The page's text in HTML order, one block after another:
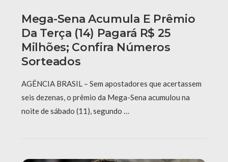
Mega-Sena Acumula E Prêmio
Da Terça (14) Pagará R$ 25
Milhões; Confira Números
Sorteados
AGÊNCIA BRASIL – Sem apostadores que acertassem
seis dezenas, o prêmio da Mega-Sena acumulou na
noite de sábado (11), segundo …